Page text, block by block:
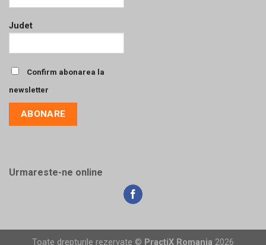
Judet
Confirm abonarea la
newsletter
Urmareste-ne online
Toate drepturile rezervate © PractiX Romania 2026